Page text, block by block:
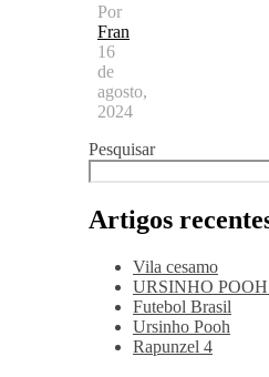
Por
Fran
16
de
agosto,
2024
Pesquisar
Artigos
Vila cesamo
URSINHO POOH
Futebol Brasil
Ursinho Pooh
Rapunzel 4